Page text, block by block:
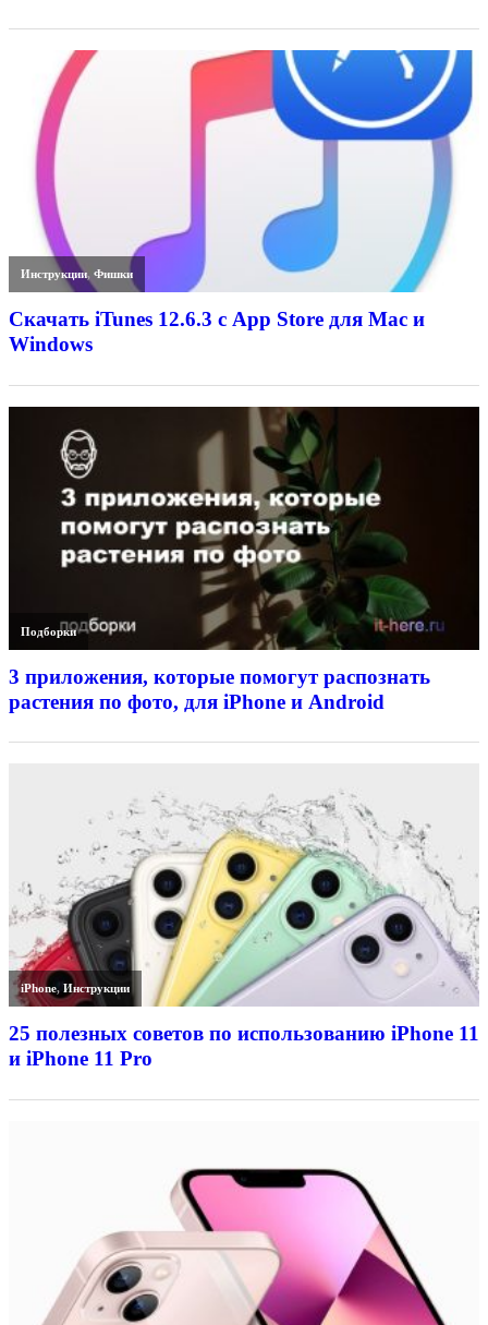
Инструкции,Фишки
Скачать iTunes 12.6.3 с App Store для Mac и
Windows
Подборки
3 приложения, которые помогут распознать
растения по фото, для iPhone и Android
iPhone,Инструкции
25 полезных советов по использованию iPhone 11
и iPhone 11 Pro